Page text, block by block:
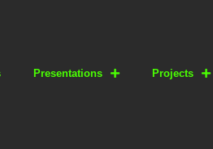
Presentations Projects